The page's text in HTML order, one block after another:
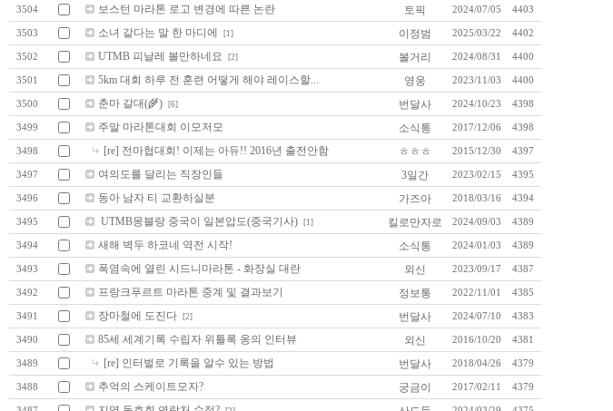
3504 보스턴 마라톤 로고 변경에 따른 논란 토픽 2024/07/05 4403
3503 소녀 같다는 말 한 마디에 [1] 이정범 2025/03/22 4402
3502 UTMB 피날레 볼만하네요 [2] 볼거리 2024/08/31 4400
3501 5km 대회 하루 전 훈련 어떻게 해야 레이스할... 영웅 2023/11/03 4400
3500 춘마 갈대(🌾) [6] 번달사 2024/10/23 4398
3499 주말 마라톤대회 이모저모 소식통 2017/12/06 4398
3498 [re] 전마협대회! 이제는 아듀!! 2016년 출전안함 ㅎㅎㅎ 2015/12/30 4397
3497 여의도를 달리는 직장인들 3일간 2023/02/15 4395
3496 동아 남자 티 교환하실분 가즈아 2018/03/16 4394
3495 UTMB몽블랑 중국이 일본압도(중국기사) [1] 킬로만자로 2024/09/03 4389
3494 새해 벽두 하코네 역전 시작! 소식통 2024/01/03 4389
3493 폭염속에 열린 시드니마라톤 - 화장실 대란 외신 2023/09/17 4387
3492 프랑크푸르트 마라톤 중계 및 결과보기 정보통 2022/11/01 4385
3491 장마철에 도진다 [2] 번달사 2024/07/10 4383
3490 85세 세계기록 수립자 위틀록 옹의 인터뷰 외신 2016/10/20 4381
3489 [re] 인터벌로 기록을 알수 있는 방법 번달사 2018/04/26 4379
3488 추억의 스케이트모자? 궁금이 2017/02/11 4379